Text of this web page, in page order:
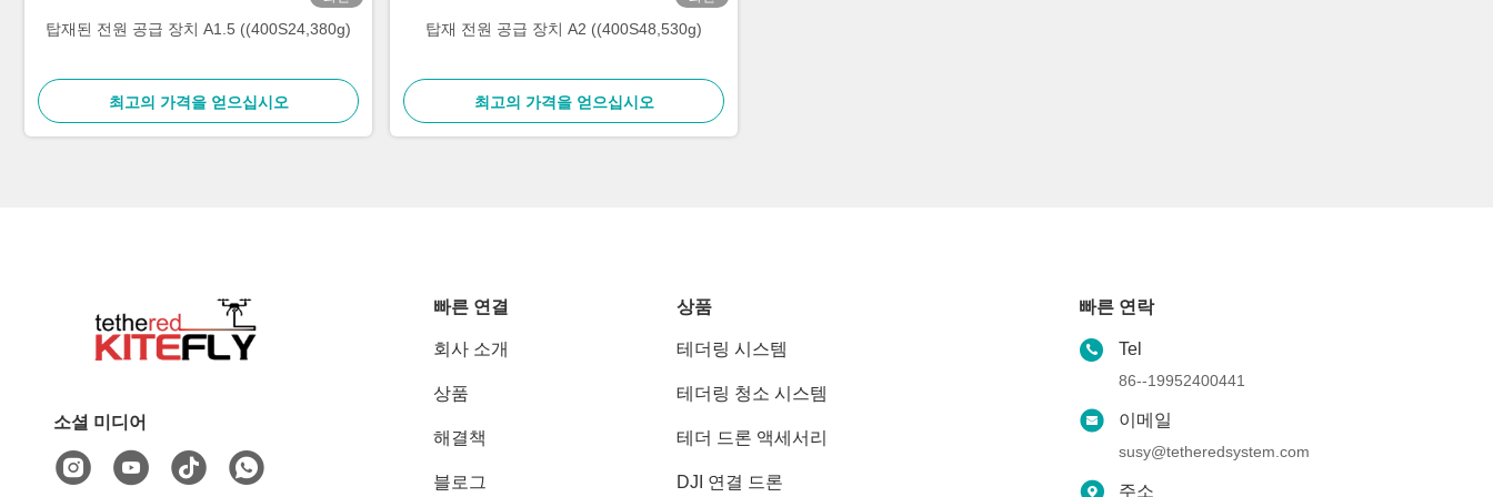
탑재된 전원 공급 장치 A1.5 ((400S24,380g)
최고의 가격을 얻으십시오
탑재 전원 공급 장치 A2 ((400S48,530g)
최고의 가격을 얻으십시오
소셜 미디어
빠른 연결
회사 소개
상품
해결책
블로그
상품
테더링 시스템
테더링 청소 시스템
테더 드론 액세서리
DJI 연결 드론
빠른 연락
Tel
86--19952400441
이메일
susy@tetheredsystem.com
주소